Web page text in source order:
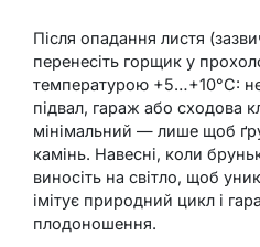
Після опадання листя
перенесіть горщик у
температурою +5…+10°C:
підвал, гараж або сходова
мінімальний — лише щоб
камінь. Навесні, коли
виносіть на світло, щоб
імітує природний цикл і
плодоношення.